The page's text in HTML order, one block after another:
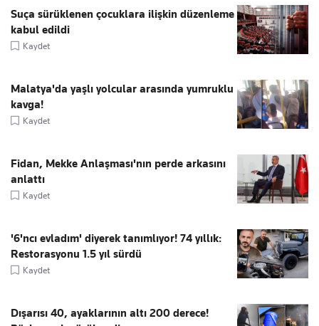
Suça sürüklenen çocuklara ilişkin düzenleme
kabul edildi
Kaydet
Malatya'da yaşlı yolcular arasında yumruklu
kavga!
Kaydet
Fidan, Mekke Anlaşması'nın perde arkasını
anlattı
Kaydet
'6'ncı evladım' diyerek tanımlıyor! 74 yıllık:
Restorasyonu 1.5 yıl sürdü
Kaydet
Dışarısı 40, ayaklarının altı 200 derece!